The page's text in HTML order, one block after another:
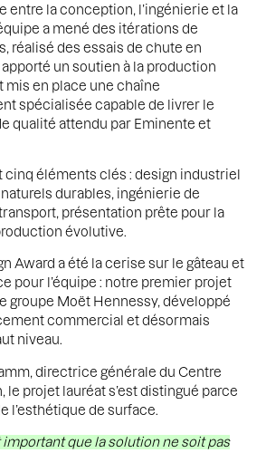
entre la conception, l’ingénierie et la
a mené des itérations de
réalisé des essais de chute en
un soutien à la production
en place une chaîne
spécialisée capable de livrer le
qualité attendu par Eminente et
cinq éléments clés : design industriel
durables, ingénierie de
présentation prête pour la
évolutive.
Award a été lacerise sur le gâteau et
pour l’équipe : notre premier projet
groupe Moët Hennessy, développé
commercial et désormais
niveau.
directrice générale du Centre
le projet lauréat s’est distingué parce
l’esthétique de surface.
important que la solution ne soit pas